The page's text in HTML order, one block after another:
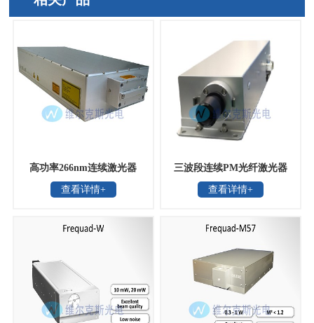
高功率266nm连续激光器
查看详情+
三波段连续PM光纤激光器
查看详情+